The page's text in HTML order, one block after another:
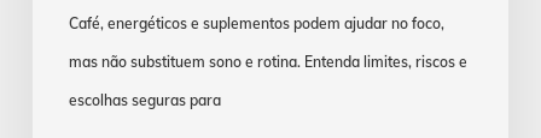
Café, energéticos e suplementos podem ajudar no foco,
mas não substituem sono e rotina. Entenda limites, riscos e
escolhas seguras para